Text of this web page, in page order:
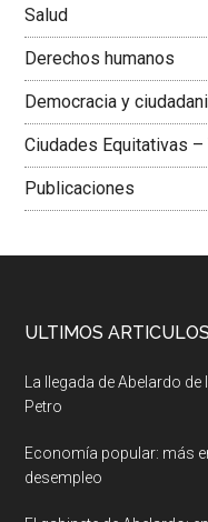
Salud
Derechos humanos
Democracia y
Ciudades Equitativas
Publicaciones
ULTIMOS ARTICULOS
La llegada de Abelardo
Petro
Economía popular: más
desempleo